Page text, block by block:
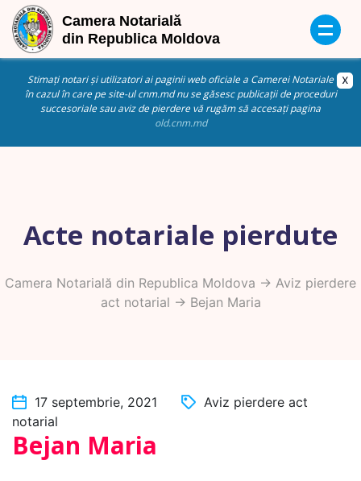
Stimați notari și utilizatori ai paginii web oficiale a Camerei Notariale
în cazul în care pe site-ul cnm.md nu se găsesc publicații de proceduri
succesoriale sau aviz de pierdere vă rugăm să accesați pagina
old.cnm.md
Acte notariale pierdute
Camera Notarială din Republica Moldova -> Aviz pierdere
act notarial -> Bejan Maria
17 septembrie, 2021
Aviz pierdere act
notarial
Bejan Maria